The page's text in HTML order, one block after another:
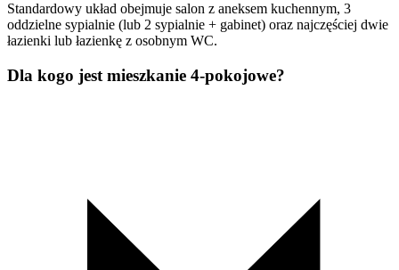
Standardowy układ obejmuje salon z aneksem kuchennym, 3
oddzielne sypialnie (lub 2 sypialnie + gabinet) oraz najczęściej dwie
łazienki lub łazienkę z osobnym WC.
Dla kogo jest mieszkanie 4-pokojowe?